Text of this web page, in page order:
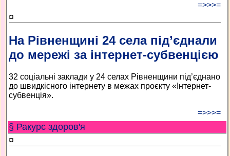
=>>>=
¤
На Рівненщині 24 села під’єднали
до мережі за інтернет-субвенцією
32 соціальні заклади у 24 селах Рівненщини під’єднано
до швидкісного інтернету в межах проєкту «Інтернет-
субвенція».
=>>>=
§ Ракурс здоров'я
¤